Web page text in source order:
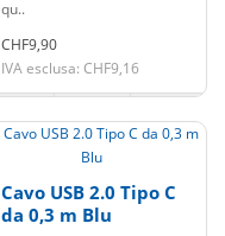
qu..
CHF9,90
IVA esclusa: CHF9,16
Cavo USB 2.0 Tipo C
da 0,3 m Blu